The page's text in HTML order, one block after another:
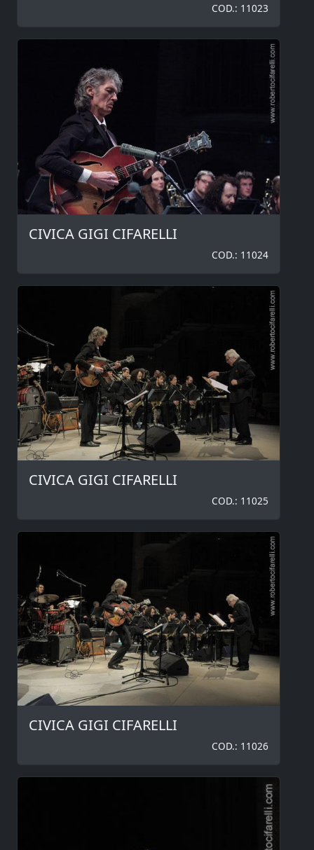
COD.: 11023
CIVICA GIGI CIFARELLI
COD.: 11024
CIVICA GIGI CIFARELLI
COD.: 11025
CIVICA GIGI CIFARELLI
COD.: 11026